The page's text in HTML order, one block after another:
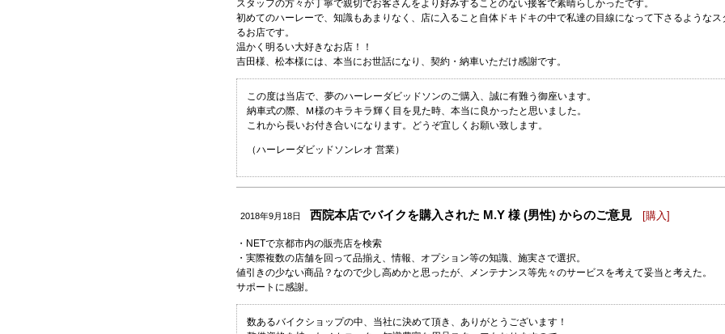
スタッフの方々が丁寧で親切でお客さんをより好みすることのない接客で素晴らしかったです。
初めてのハーレーで、知識もあまりなく、店に入ること自体ドキドキの中で私達の目線になって下さるような
るお店です。
温かく明るい大好きなお店！！
吉田様、松本様には、本当にお世話になり、契約・納車いただけ感謝です。
この度は当店で、夢のハーレーダビッドソンのご購入、誠に有難う御座います。
納車式の際、Ｍ様のキラキラ輝く目を見た時、本当に良かったと思いました。
これから長いお付き合いになります。どうぞ宜しくお願い致します。
（ハーレーダビッドソンレオ 営業）
2018年9月18日 西院本店でバイクを購入された M.Y 様 (男性) からのご意見 [購入]
・NETで京都市内の販売店を検索
・実際複数の店舗を回って品揃え、情報、オプション等の知識、施実さで選択。
値引きの少ない商品？なので少し高めかと思ったが、メンテナンス等先々のサービスを考えて妥当と考えた。
サポートに感謝。
数あるバイクショップの中、当社に決めて頂き、ありがとうございます！